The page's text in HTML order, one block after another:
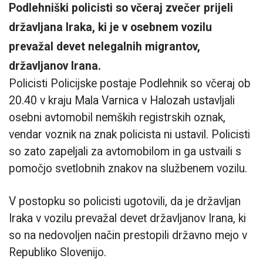
Podlehniški policisti so včeraj zvečer prijeli
državljana Iraka, ki je v osebnem vozilu
prevažal devet nelegalnih migrantov,
državljanov Irana.
Policisti Policijske postaje Podlehnik so včeraj ob
20.40 v kraju Mala Varnica v Halozah ustavljali
osebni avtomobil nemških registrskih oznak,
vendar voznik na znak policista ni ustavil. Policisti
so zato zapeljali za avtomobilom in ga ustvaili s
pomočjo svetlobnih znakov na službenem vozilu.
V postopku so policisti ugotovili, da je državljan
Iraka v vozilu prevažal devet državljanov Irana, ki
so na nedovoljen način prestopili državno mejo v
Republiko Slovenijo.